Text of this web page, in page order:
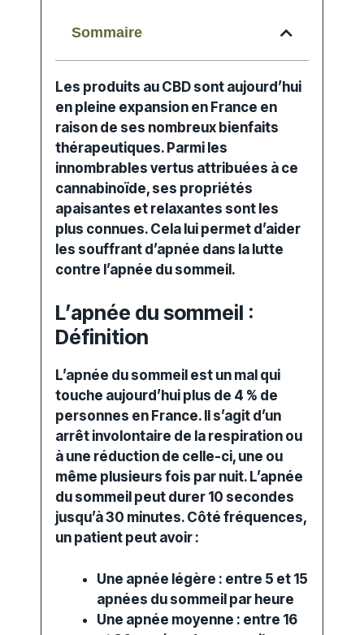
Sommaire
Les produits au CBD sont aujourd’hui
en pleine expansion en France en
raison de ses nombreux bienfaits
thérapeutiques. Parmi les
innombrables vertus attribuées à ce
cannabinoïde, ses propriétés
apaisantes et relaxantes sont les
plus connues. Cela lui permet d’aider
les souffrant d’apnée dans la lutte
contre l’apnée du sommeil.
L’apnée du sommeil :
Définition
L’apnée du sommeil est un mal qui
touche aujourd’hui plus de 4 % de
personnes en France. Il s’agit d’un
arrêt involontaire de la respiration ou
à une réduction de celle-ci, une ou
même plusieurs fois par nuit. L’apnée
du sommeil peut durer 10 secondes
jusqu’à 30 minutes. Côté fréquences,
un patient peut avoir :
Une apnée légère : entre 5 et 15
apnées du sommeil par heure
Une apnée moyenne : entre 16